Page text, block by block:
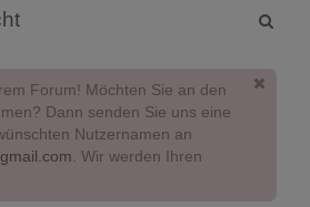
Forum! Möchten Sie an den
Dann senden Sie uns eine
Nutzernamen an
. Wir werden Ihren